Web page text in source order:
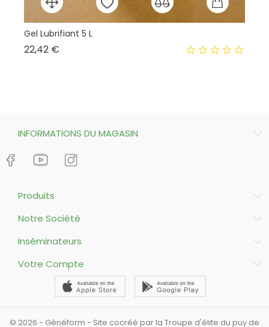
Gel Lubrifiant 5 L
22,42 €
INFORMATIONS DU MAGASIN
Produits
Notre Société
Inséminateurs
Votre Compte
© 2026 - Généform - Site cocréé par la Troupe d'élite du puy de